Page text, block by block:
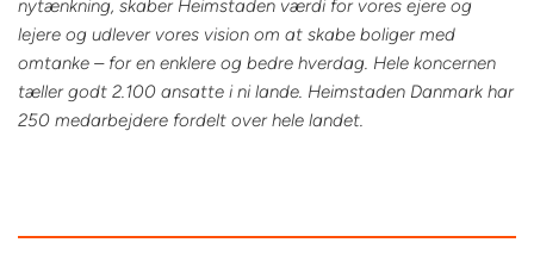
nytænkning, skaber Heimstaden værdi for vores ejere og
lejere og udlever vores vision om at skabe boliger med
omtanke – for en enklere og bedre hverdag. Hele koncernen
tæller godt 2.100 ansatte i ni lande. Heimstaden Danmark har
250 medarbejdere fordelt over hele landet.